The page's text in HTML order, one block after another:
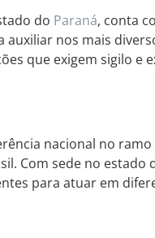
do Paraná, conta
nos mais
que exigem sigilo e
nacional no
Com sede no estado
para atuar em